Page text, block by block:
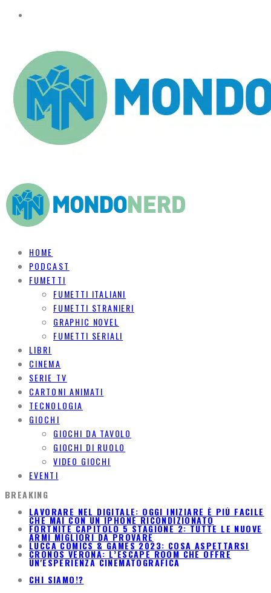
HOME
PODCAST
FUMETTI
FUMETTI ITALIANI
FUMETTI STRANIERI
GRAPHIC NOVEL
FUMETTI SERIALI
LIBRI
CINEMA
SERIE TV
CARTONI ANIMATI
TECNOLOGIA
GIOCHI
GIOCHI DA TAVOLO
GIOCHI DI RUOLO
VIDEO GIOCHI
EVENTI
BREAKING
LAVORARE NEL DIGITALE: OGGI INIZIARE È PIÙ FACILE
CHE MAI CON UN IPHONE RICONDIZIONATO
FORTNITE CAPITOLO 5 STAGIONE 2: TUTTE LE NUOVE
ARMI MIGLIORI DA PROVARE
LUCCA COMICS & GAMES 2023: COSA ASPETTARSI
CRONOS VERONA: L’ESCAPE ROOM CHE OFFRE
UN'ESPERIENZA CINEMATOGRAFICA
CHI SIAMO!?